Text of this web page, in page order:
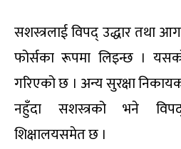
सशस्त्रलाई विपद् उद्धार तथा
फोर्सका रूपमा लिइन्छ ।
गरिएको छ । अन्य सुरक्षा
नहुँदा सशस्त्रको भने
शिक्षालयसमेत छ ।